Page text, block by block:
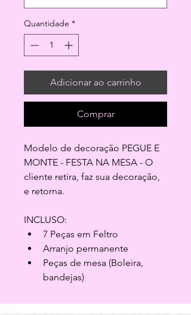
Quantidade *
Adicionar ao carrinho
Comprar
Modelo de decoração PEGUE E
MONTE - FESTA NA MESA - O
cliente retira, faz sua decoração,
e retorna.
INCLUSO:
7 Peças em Feltro
Arranjo permanente
Peças de mesa (Boleira,
bandejas)